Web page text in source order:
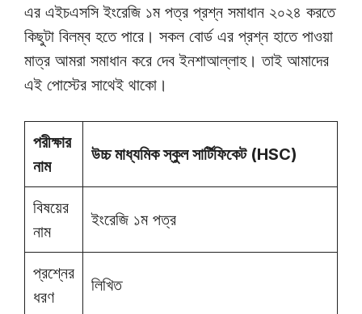
এর এইচএসসি ইংরেজি ১ম পত্র প্রশ্ন সমাধান ২০২৪ করতে
কিছুটা বিলম্ব হতে পারে। সকল বোর্ড এর প্রশ্ন হাতে পাওয়া
মাত্র আমরা সমাধান করে দেব ইনশাআল্লাহ। তাই আমাদের
এই পোস্টের সাথেই থাকো।
পরীক্ষার
নাম
উচ্চ মাধ্যমিক স্কুল সার্টিফিকেট (HSC)
বিষয়ের
নাম
ইংরেজি ১ম পত্র
প্রশ্নের
ধরণ
লিখিত